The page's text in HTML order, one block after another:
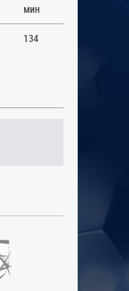
мин
134